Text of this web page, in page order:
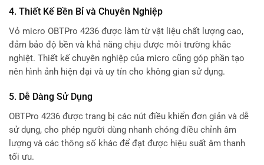
4. Thiết Kế Bền Bỉ và Chuyên Nghiệp
Vỏ micro OBTPro 4236 được làm từ vật liệu chất lượng cao,
đảm bảo độ bền và khả năng chịu được môi trường khắc
nghiệt. Thiết kế chuyên nghiệp của micro cũng góp phần tạo
nên hình ảnh hiện đại và uy tín cho không gian sử dụng.
5. Dễ Dàng Sử Dụng
OBTPro 4236 được trang bị các nút điều khiển đơn giản và dễ
sử dụng, cho phép người dùng nhanh chóng điều chỉnh âm
lượng và các thông số khác để đạt được hiệu suất âm thanh
tối ưu.